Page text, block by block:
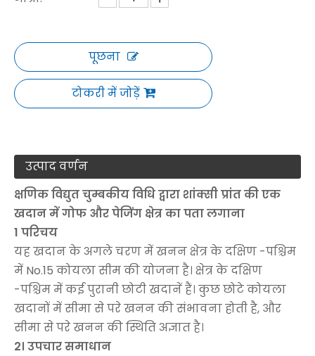
पूछना
टोकरी में जोड़ें
उत्पाद वर्णन
क्षणिक विद्युत चुम्बकीय विधि द्वारा शांक्सी प्रांत की एक
खदान में गोफ और पेजिंग क्षेत्र का पता लगाना
1 परिचय
यह खदान के अगले चरण में खनन क्षेत्र के दक्षिण -पश्चिम
में No.15 कोयला सीम की योजना है। क्षेत्र के दक्षिण
-पश्चिम में कई पुरानी छोटी खदानें हैं। कुछ छोटे कोयला
खदानों में सीमा से परे खनन की संभावना होती है, और
सीमा से परे खनन की स्थिति अज्ञात है।
2। उपचार समाधान